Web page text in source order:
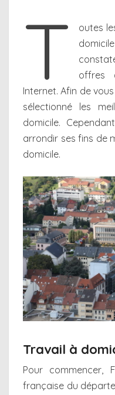
T
outes
offres
Internet. Afin de
sélectionné les
domicile.
arrondir ses fins de
domicile.
Travail à
Pour commencer,
française du